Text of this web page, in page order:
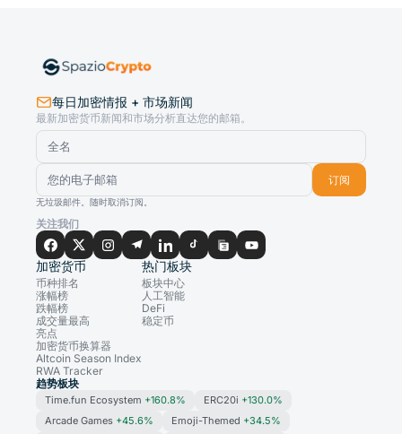
每日加密情报 + 市场新闻
最新加密货币新闻和市场分析直达您的邮箱。
订阅
无垃圾邮件。随时取消订阅。
关注我们
加密货币
币种排名
涨幅榜
跌幅榜
成交量最高
亮点
加密货币换算器
Altcoin Season Index
RWA Tracker
热门板块
板块中心
人工智能
DeFi
稳定币
趋势板块
Time.fun Ecosystem +160.8% ERC20i +130.0%
Arcade Games +45.6% Emoji-Themed +34.5%